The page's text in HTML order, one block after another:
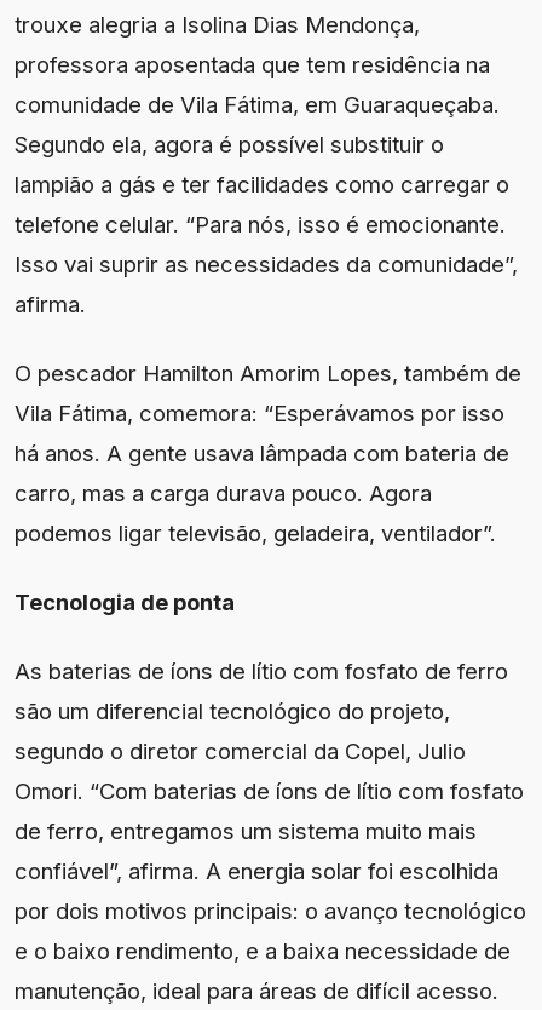
trouxe alegria a Isolina Dias Mendonça,
professora aposentada que tem residência na
comunidade de Vila Fátima, em Guaraqueçaba.
Segundo ela, agora é possível substituir o
lampião a gás e ter facilidades como carregar o
telefone celular. “Para nós, isso é emocionante.
Isso vai suprir as necessidades da comunidade”,
afirma.
O pescador Hamilton Amorim Lopes, também de
Vila Fátima, comemora: “Esperávamos por isso
há anos. A gente usava lâmpada com bateria de
carro, mas a carga durava pouco. Agora
podemos ligar televisão, geladeira, ventilador”.
Tecnologia de ponta
As baterias de íons de lítio com fosfato de ferro
são um diferencial tecnológico do projeto,
segundo o diretor comercial da Copel, Julio
Omori. “Com baterias de íons de lítio com fosfato
de ferro, entregamos um sistema muito mais
confiável”, afirma. A energia solar foi escolhida
por dois motivos principais: o avanço tecnológico
e o baixo rendimento, e a baixa necessidade de
manutenção, ideal para áreas de difícil acesso.